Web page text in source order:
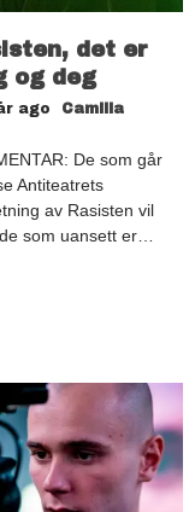
det er
og deg
ago
Camilla
De som går
Antiteatrets
av Rasisten vil
som uansett er…